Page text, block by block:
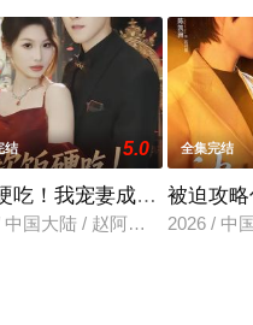
结 5.0
吃！我宠妻成大佬
中国大陆 / 赵阿东＆黄盈
全集完结
被迫攻
2026 / 中